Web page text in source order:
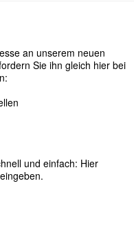
an unserem neuen
Sie ihn gleich hier bei
und einfach: Hier